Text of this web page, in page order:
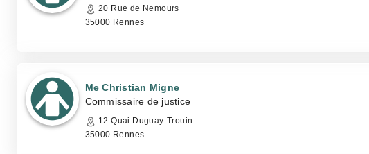
20 Rue de Nemours
35000 Rennes
Me Christian Migne
Commissaire de justice
12 Quai Duguay-Trouin
35000 Rennes